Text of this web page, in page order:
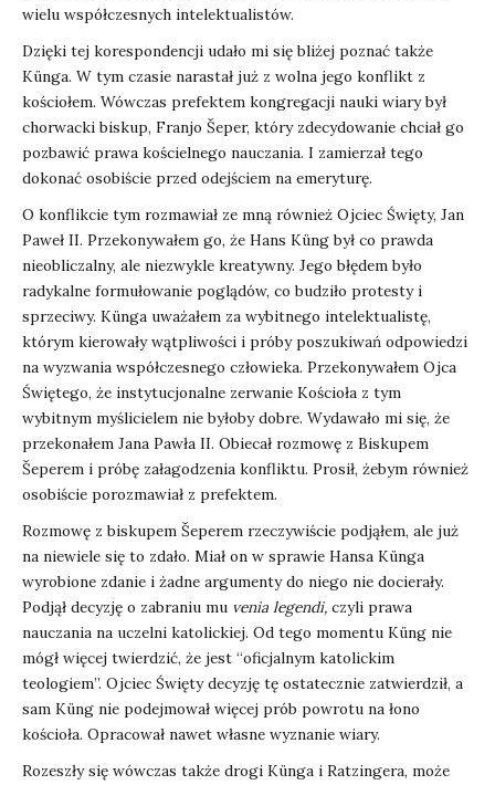
wielu współczesnych intelektualistów.
Dzięki tej korespondencji udało mi się bliżej poznać także
Künga. W tym czasie narastał już z wolna jego konflikt z
kościołem. Wówczas prefektem kongregacji nauki wiary był
chorwacki biskup, Franjo Šeper, który zdecydowanie chciał go
pozbawić prawa kościelnego nauczania. I zamierzał tego
dokonać osobiście przed odejściem na emeryturę.
O konflikcie tym rozmawiał ze mną również Ojciec Święty, Jan
Paweł II. Przekonywałem go, że Hans Küng był co prawda
nieobliczalny, ale niezwykle kreatywny. Jego błędem było
radykalne formułowanie poglądów, co budziło protesty i
sprzeciwy. Künga uważałem za wybitnego intelektualistę,
którym kierowały wątpliwości i próby poszukiwań odpowiedzi
na wyzwania współczesnego człowieka. Przekonywałem Ojca
Świętego, że instytucjonalne zerwanie Kościoła z tym
wybitnym myślicielem nie byłoby dobre. Wydawało mi się, że
przekonałem Jana Pawła II. Obiecał rozmowę z Biskupem
Šeperem i próbę załagodzenia konfliktu. Prosił, żebym również
osobiście porozmawiał z prefektem.
Rozmowę z biskupem Šeperem rzeczywiście podjąłem, ale już
na niewiele się to zdało. Miał on w sprawie Hansa Künga
wyrobione zdanie i żadne argumenty do niego nie docierały.
Podjął decyzję o zabraniu mu venia legendi, czyli prawa
nauczania na uczelni katolickiej. Od tego momentu Küng nie
mógł więcej twierdzić, że jest “oficjalnym katolickim
teologiem”. Ojciec Święty decyzję tę ostatecznie zatwierdził, a
sam Küng nie podejmował więcej prób powrotu na łono
kościoła. Opracował nawet własne wyznanie wiary.
Rozeszły się wówczas także drogi Künga i Ratzingera, może